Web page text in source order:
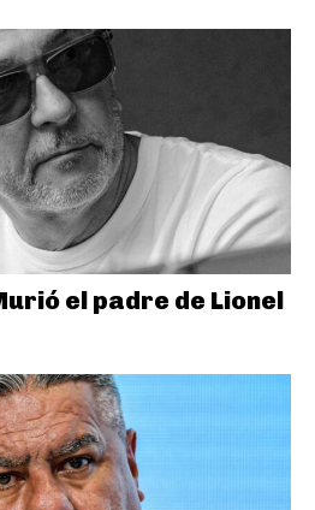
el padre de Lionel